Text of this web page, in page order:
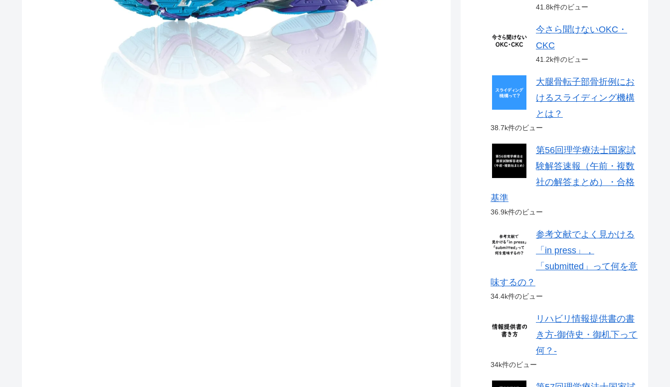
41.8k件のビュー
今さら聞けないOKC・
CKC
41.2k件のビュー
大腿骨転子部骨折例にお
けるスライディング機構
とは？
38.7k件のビュー
第56回理学療法士国家試
験解答速報（午前・複数
社の解答まとめ）・合格
基準
36.9k件のビュー
参考文献でよく見かける
「in press」，
「submitted」って何を意
味するの？
34.4k件のビュー
リハビリ情報提供書の書
き方-御侍史・御机下って
何？-
34k件のビュー